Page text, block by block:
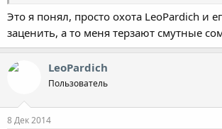
Это я понял, просто охота LeoPardich и
заценить, а то меня терзают смутные
LeoPardich
Пользователь
8 Дек 2014